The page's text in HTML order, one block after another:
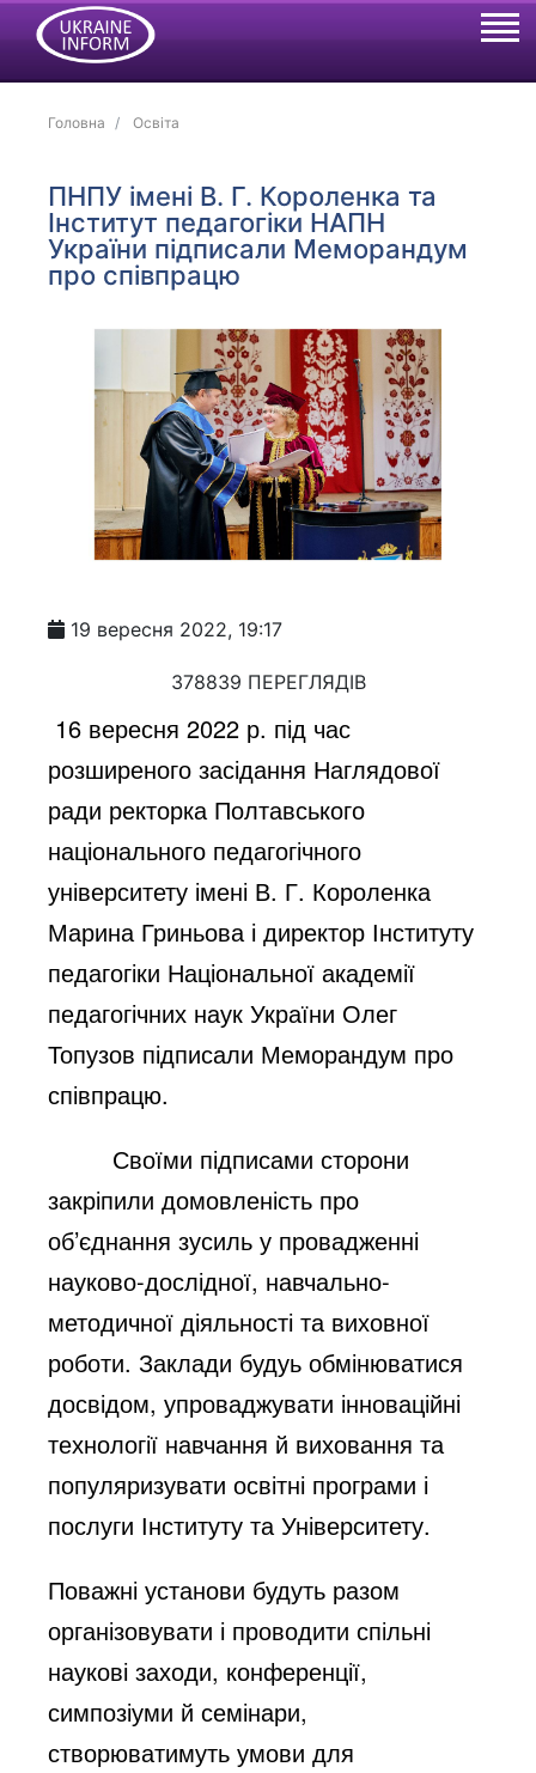
Головна Освіта
ПНПУ імені В. Г. Короленка та
Інститут педагогіки НАПН
України підписали Меморандум
про співпрацю
19 вересня 2022, 19:17
378839 ПЕРЕГЛЯДІВ
16 вересня 2022 р. під час
розширеного засідання Наглядової
ради ректорка Полтавського
національного педагогічного
університету імені В. Г. Короленка
Марина Гриньова і директор Інституту
педагогіки Національної академії
педагогічних наук України Олег
Топузов підписали Меморандум про
співпрацю.
Своїми підписами сторони
закріпили домовленість про
об’єднання зусиль у провадженні
науково-дослідної, навчально-
методичної діяльності та виховної
роботи. Заклади будуь обмінюватися
досвідом, упроваджувати інноваційні
технології навчання й виховання та
популяризувати освітні програми і
послуги Інституту та Університету.
Поважні установи будуть разом
організовувати і проводити спільні
наукові заходи, конференції,
симпозіуми й семінари,
створюватимуть умови для